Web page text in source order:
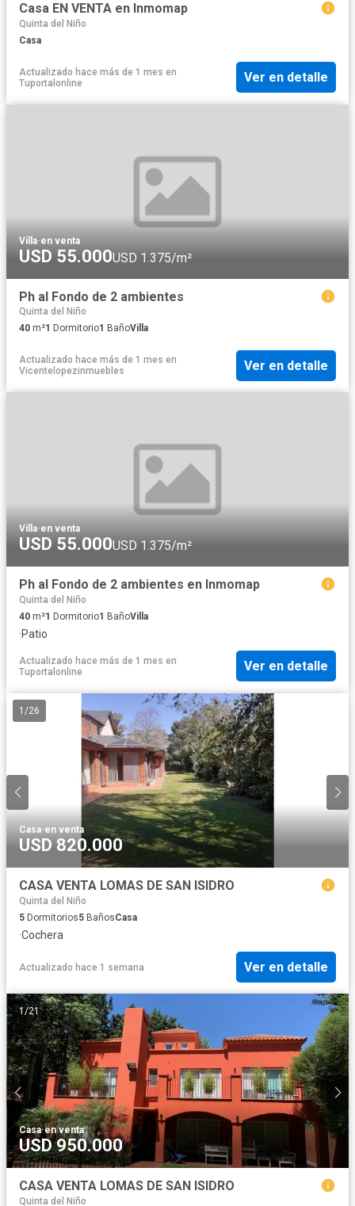
Casa EN VENTA en Inmomap
Quinta del Niño
Casa
Actualizado hace más de 1 mes en
Tuportalonline
Ver en detalle
Villa·en venta
USD 55.000USD 1.375/m²
Ph al Fondo de 2 ambientes
Quinta del Niño
40 m²1 Dormitorio1 BañoVilla
Actualizado hace más de 1 mes en
Vicentelopezinmuebles
Ver en detalle
Villa·en venta
USD 55.000USD 1.375/m²
Ph al Fondo de 2 ambientes en Inmomap
Quinta del Niño
40 m²1 Dormitorio1 BañoVilla
·Patio
Actualizado hace más de 1 mes en
Tuportalonline
Ver en detalle
1 /26
Casa·en venta
USD 820.000
CASA VENTA LOMAS DE SAN ISIDRO
Quinta del Niño
5 Dormitorios5 BañosCasa
·Cochera
Actualizado hace 1 semana Ver en detalle
1/21
Casa·en venta
USD 950.000
CASA VENTA LOMAS DE SAN ISIDRO
Quinta del Niño